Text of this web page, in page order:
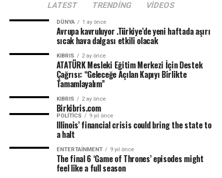
LATEST TRENDING VIDEOS
DÜNYA 1 ay önce
Avrupa kavruluyor .Türkiye’de yeni haftada aşırı
sıcak hava dalgası etkili olacak
KIBRIS 2 ay önce
ATATÜRK Mesleki Eğitim Merkezi İçin Destek
Çağrısı: “Geleceğe Açılan Kapıyı Birlikte
Tamamlayalım”
KIBRIS 2 ay önce
Birkibris.com
POLITICS 9 yıl önce
Illinois’ financial crisis could bring the state to
a halt
ENTERTAINMENT 9 yıl önce
The final 6 ‘Game of Thrones’ episodes might
feel like a full season